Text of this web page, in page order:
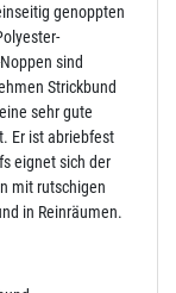
genoppten
sind
Strickbund
sehr gute
Er ist abriebfest
eignet sich der
mit rutschigen
in Reinräumen.